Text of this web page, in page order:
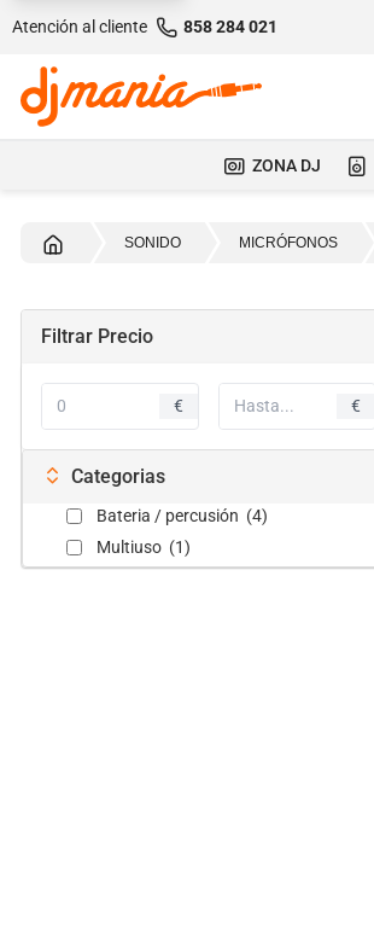
Atención al cliente 858 284 021
ZONA DJ
SONIDO MICRÓFONOS
Filtrar Precio
€ €
Categorias
Bateria / percusión (4)
Multiuso (1)